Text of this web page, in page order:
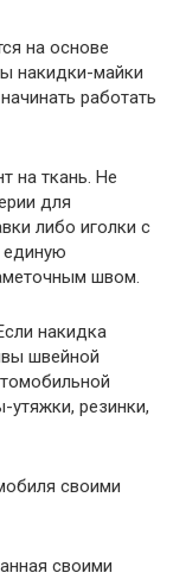
на основе
накидки-майки
работать
на ткань. Не
для
либо иголки с
единую
швом.
накидка
швейной
утяжки, резинки,
своими
своими